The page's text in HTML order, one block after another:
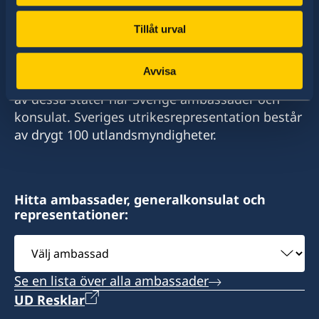
Tillåt urval
Avvisa
Sverige har diplomatiska förbindelser med i
stort sett alla stater i världen. I ungefär hälften
av dessa stater har Sverige ambassader och
konsulat. Sveriges utrikesrepresentation består
av drygt 100 utlandsmyndigheter.
Hitta ambassader, generalkonsulat och
representationer:
Välj
ambassad
Se en lista över alla ambassader
UD Resklar